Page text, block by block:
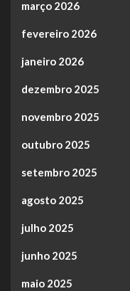
março 2026
fevereiro 2026
janeiro 2026
dezembro 2025
novembro 2025
outubro 2025
setembro 2025
agosto 2025
julho 2025
junho 2025
maio 2025